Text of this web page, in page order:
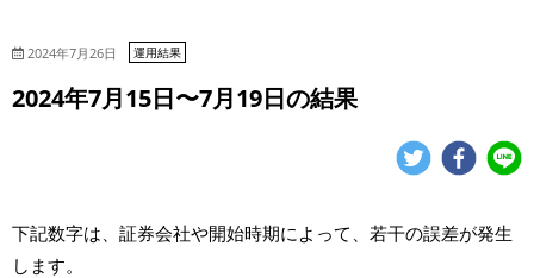
7
5
の
果
2024年7月26日 運用結果
2024年7月15日〜7月19日の結果
下記数字は、証券会社や開始時期によって、若干の誤差が発生
します。